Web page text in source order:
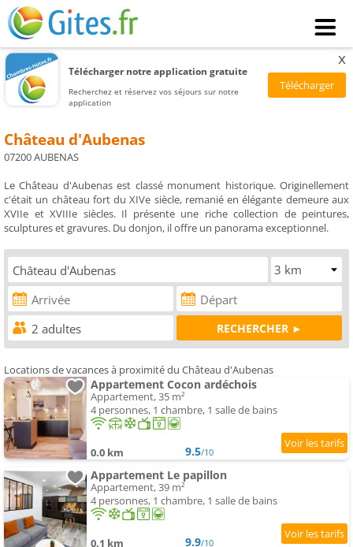
Télécharger notre application gratuite
Recherchez et réservez vos séjours sur notre
application
x
Château d'Aubenas
07200 AUBENAS
Le Château d'Aubenas est classé monument historique. Originellement
c'était un château fort du XIVe siècle, remanié en élégante demeure aux
XVIIe et XVIIIe siècles. Il présente une riche collection de peintures,
sculptures et gravures. Du donjon, il offre un panorama exceptionnel.
Locations de vacances à proximité du Château d'Aubenas
Appartement Cocon ardéchois
Appartement, 35 m²
4 personnes, 1 chambre, 1 salle de bains
0.0 km 9.5/10
Appartement Le papillon
Appartement, 39 m²
4 personnes, 1 chambre, 1 salle de bains
0.1 km 9.9/10